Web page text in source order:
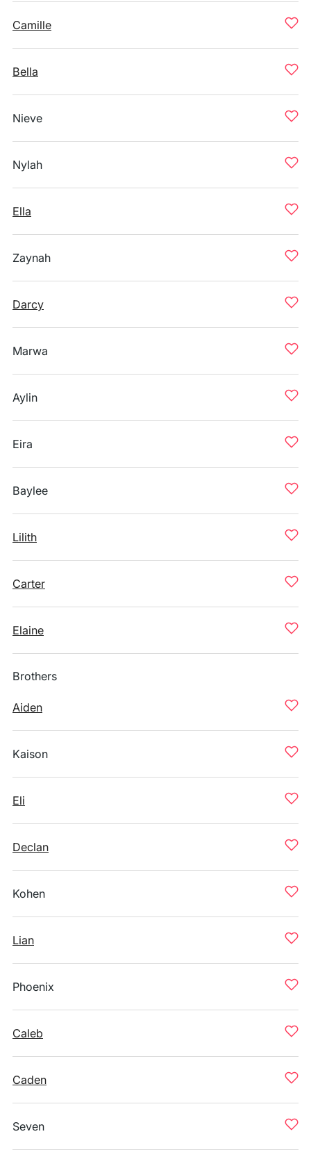
Camille
Bella
Nieve
Nylah
Ella
Zaynah
Darcy
Marwa
Aylin
Eira
Baylee
Lilith
Carter
Elaine
Brothers
Aiden
Kaison
Eli
Declan
Kohen
Lian
Phoenix
Caleb
Caden
Seven